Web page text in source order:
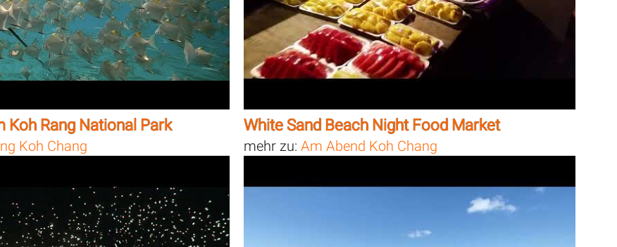
Koh Rang National Park
Koh Chang
White Sand Beach Night Food Market
mehr zu: Am Abend Koh Chang